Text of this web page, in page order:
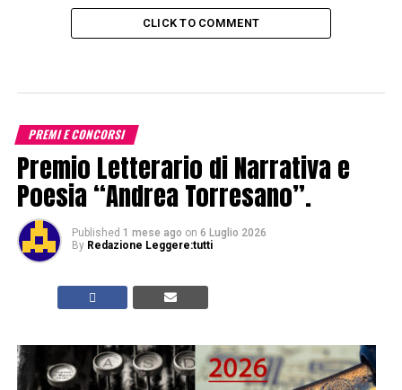
CLICK TO COMMENT
PREMI E CONCORSI
Premio Letterario di Narrativa e
Poesia “Andrea Torresano”.
Published 1 mese ago on 6 Luglio 2026
By Redazione Leggere:tutti